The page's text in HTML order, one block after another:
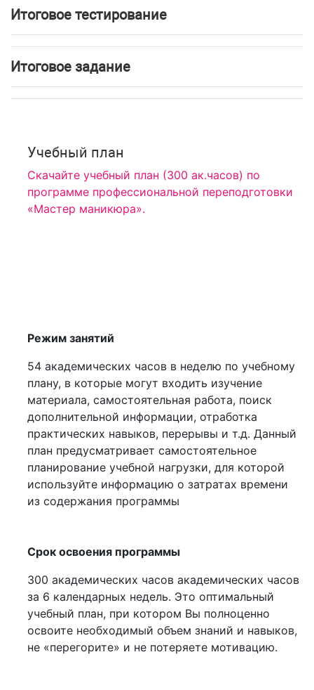
Итоговое тестирование
Итоговое задание
Учебный план
Скачайте учебный план (300 ак.часов) по
программе профессиональной переподготовки
«Мастер маникюра».
Режим занятий
54 академических часов в неделю по учебному
плану, в которые могут входить изучение
материала, самостоятельная работа, поиск
дополнительной информации, отработка
практических навыков, перерывы и т.д. Данный
план предусматривает самостоятельное
планирование учебной нагрузки, для которой
используйте информацию о затратах времени
из содержания программы
Срок освоения программы
300 академических часов академических часов
за 6 календарных недель. Это оптимальный
учебный план, при котором Вы полноценно
освоите необходимый объем знаний и навыков,
не «перегорите» и не потеряете мотивацию.